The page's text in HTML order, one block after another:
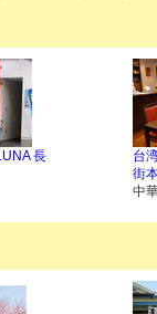
長
台
街
中